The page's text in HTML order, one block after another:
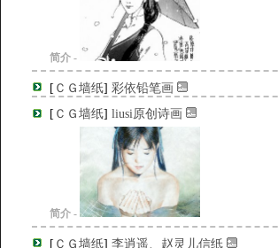
简介 -
[ ＣＧ墙纸] 彩依铅笔画
[ ＣＧ墙纸] liusi原创诗画
简介 -
[ ＣＧ墙纸] 李逍遥、赵灵儿信纸